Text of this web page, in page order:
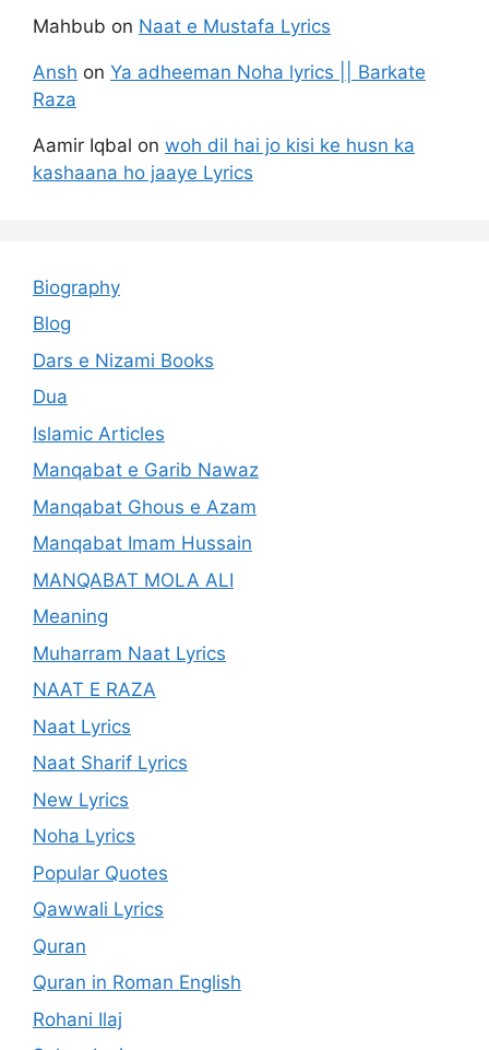
Mahbub on Naat e Mustafa Lyrics
Ansh on Ya adheeman Noha lyrics || Barkate
Raza
Aamir Iqbal on woh dil hai jo kisi ke husn ka
kashaana ho jaaye Lyrics
Biography
Blog
Dars e Nizami Books
Dua
Islamic Articles
Manqabat e Garib Nawaz
Manqabat Ghous e Azam
Manqabat Imam Hussain
MANQABAT MOLA ALI
Meaning
Muharram Naat Lyrics
NAAT E RAZA
Naat Lyrics
Naat Sharif Lyrics
New Lyrics
Noha Lyrics
Popular Quotes
Qawwali Lyrics
Quran
Quran in Roman English
Rohani Ilaj